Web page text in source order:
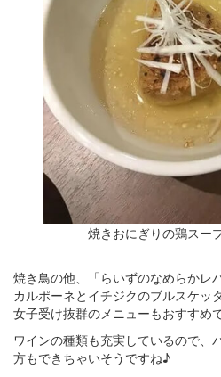
焼きおにぎりの鶏スー
焼き鳥の他、「らいずのなめらかレ
カルポーネとイチジクのブルスケッ
女子受け抜群のメニューもおすすめで
ワインの種類も充実しているので、
方もできちゃいそうですね♪